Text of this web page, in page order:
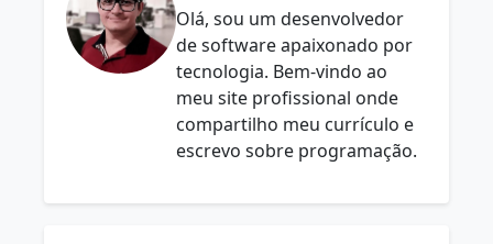
Olá, sou um desenvolvedor
de software apaixonado por
tecnologia. Bem-vindo ao
meu site profissional onde
compartilho meu currículo e
escrevo sobre programação.